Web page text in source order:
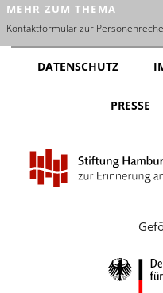
Dansk
Español
Nederlands
Português
Русский
MEHR ZUM THEMA
Kontaktformular zur
DATENSCHUTZ
PRESSE